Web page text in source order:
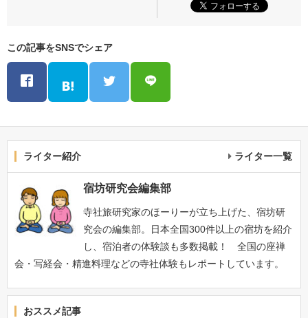
この記事をSNSでシェア
ライター紹介 ライター一覧
宿坊研究会編集部
寺社旅研究家のほーりーが立ち上げた、宿坊研
究会の編集部。日本全国300件以上の宿坊を紹介
し、宿泊者の体験談も多数掲載！ 全国の座禅
会・写経会・精進料理などの寺社体験もレポートしています。
おススメ記事